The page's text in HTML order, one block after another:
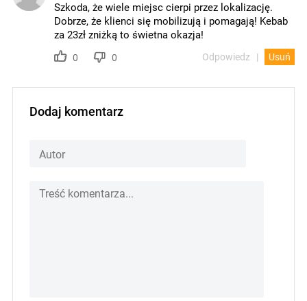
Szkoda, że wiele miejsc cierpi przez lokalizację.
Dobrze, że klienci się mobilizują i pomagają! Kebab
za 23zł zniżką to świetna okazja!
0 0 Odpowiedz Usuń
Dodaj komentarz